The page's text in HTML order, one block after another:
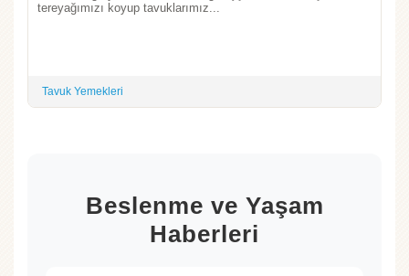
tereyağımızı koyup tavuklarımız...
Tavuk Yemekleri
Beslenme ve Yaşam
Haberleri